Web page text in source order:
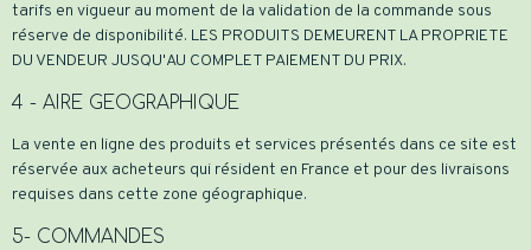
tarifs en vigueur au moment de la validation de la commande sous
réserve de disponibilité. LES PRODUITS DEMEURENT LA PROPRIETE
DU VENDEUR JUSQU'AU COMPLET PAIEMENT DU PRIX.
4 - AIRE GEOGRAPHIQUE
La vente en ligne des produits et services présentés dans ce site est
réservée aux acheteurs qui résident en France et pour des livraisons
requises dans cette zone géographique.
5- COMMANDES